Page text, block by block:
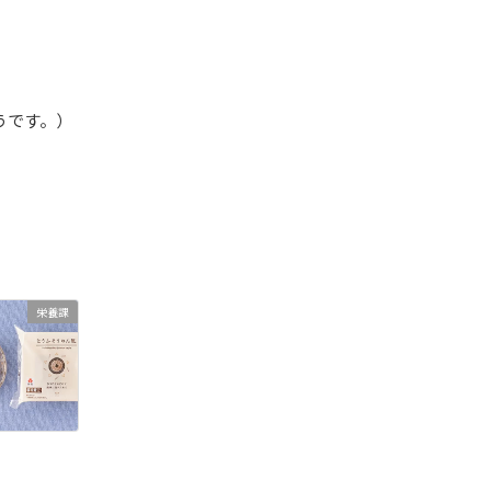
す。）
栄養課